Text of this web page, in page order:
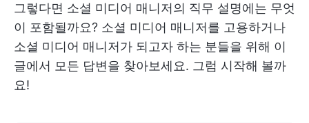
그렇다면 소셜 미디어 매니저의 직무 설명에는 무엇
이 포함될까요? 소셜 미디어 매니저를 고용하거나
소셜 미디어 매니저가 되고자 하는 분들을 위해 이
글에서 모든 답변을 찾아보세요. 그럼 시작해 볼까
요!